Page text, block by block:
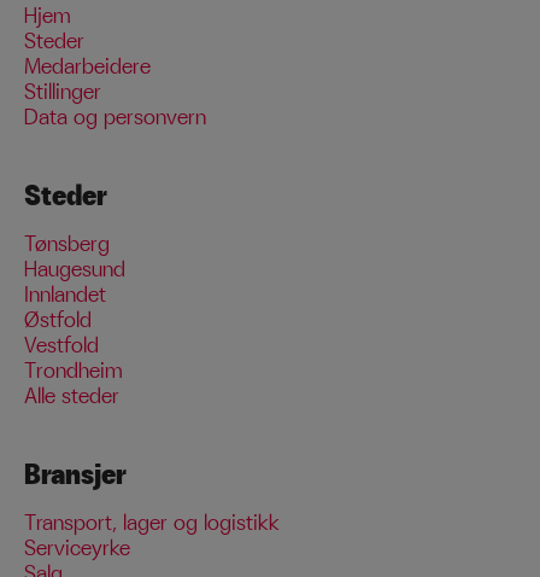
Hjem
Steder
Medarbeidere
Stillinger
Data og personvern
Steder
Tønsberg
Haugesund
Innlandet
Østfold
Vestfold
Trondheim
Alle steder
Bransjer
Transport, lager og logistikk
Serviceyrke